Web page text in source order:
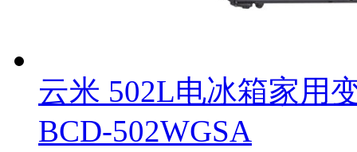
云米 502L电冰箱家用
BCD-502WGSA